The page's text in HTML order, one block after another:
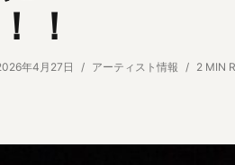
！
年4月27日 アーティスト情報 2 MIN